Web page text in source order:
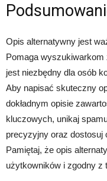
Opis alternatywny jest
Pomaga
jest niezbędny dla osób
Aby napisać skuteczny
dokładnym opisie
kluczowych, unikaj
precyzyjny oraz dostosuj
Pamiętaj, że opis
użytkowników i zgodny z